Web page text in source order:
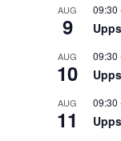
AUG
9
09:30
AUG
10
09:30
AUG
11
09:30